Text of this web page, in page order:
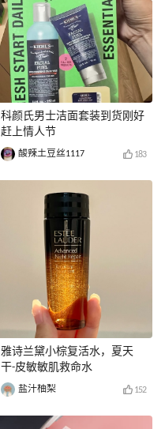
科颜氏男士洁面套装到货刚好
赶上情人节
酸辣土豆丝1117 183
雅诗兰黛小棕复活水，夏天
干-皮敏敏肌救命水
盐汁柚梨 152